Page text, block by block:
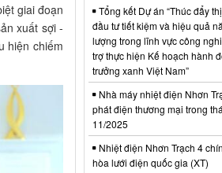
giai đoạn
xuất sợi -
hiện chiếm
Tổng kết Dự án “Thúc đẩy
đầu tư tiết kiệm và hiệu quả
lượng trong lĩnh vực công
trợ thực hiện Kế hoạch hành
trưởng xanh Việt Nam”
Nhà máy nhiệt điện Nhơn
phát điện thương mại trong
11/2025
Nhiệt điện Nhơn Trạch 4
hòa lưới điện quốc gia (XT)